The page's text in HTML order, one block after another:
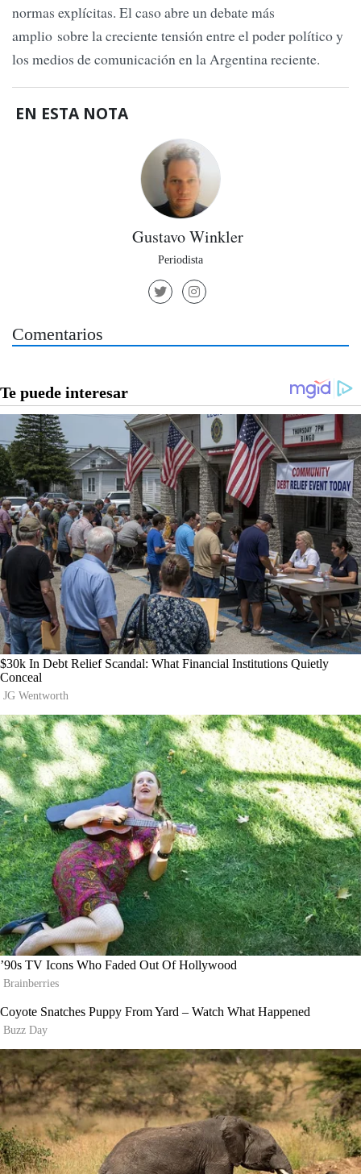
normas explícitas. El caso abre un debate más
amplio sobre la creciente tensión entre el poder político y
los medios de comunicación en la Argentina reciente.
EN ESTA NOTA
Gustavo Winkler
Periodista
Comentarios